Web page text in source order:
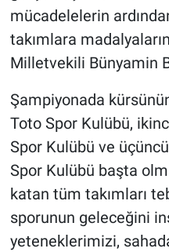
mücadelelerin
takımlara
Milletvekili Bünyamin
Şampiyonada
Toto Spor Kulübü,
Spor Kulübü ve
Spor Kulübü başta
katan tüm takımları
sporunun geleceğini
yeteneklerimizi,